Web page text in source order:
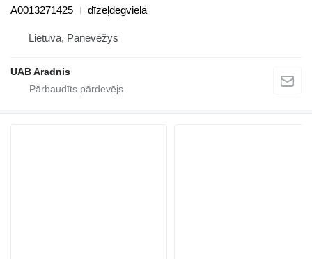
A0013271425
dīzeļdegviela
Lietuva, Panevėžys
UAB Aradnis